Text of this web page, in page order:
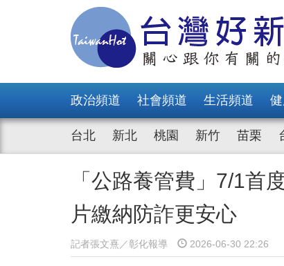
政治頻道 社會頻道 生活頻道
台北 新北 桃園 新竹 苗栗
「公路養管費」7/1
片繳納防詐更安心
記者張文熹／彰化報導 2026-06-30 22:26